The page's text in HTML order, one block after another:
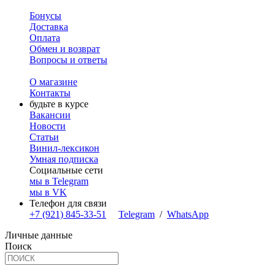
Бонусы
Доставка
Оплата
Обмен и возврат
Вопросы и ответы
О магазине
Контакты
будьте в курсе
Вакансии
Новости
Статьи
Винил-лексикон
Умная подписка
Социальные сети
мы в Telegram
мы в VK
Телефон для связи
+7 (921) 845-33-51
Telegram / WhatsApp
Личные данные
Поиск